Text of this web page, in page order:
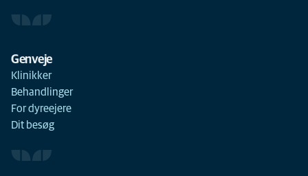
Genveje
Klinikker
Behandlinger
For dyreejere
Dit besøg